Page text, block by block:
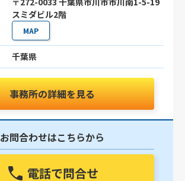
スミダビル2階
MAP
千葉県
事務所の詳細を見る
お問合わせはこちらから
電話で問合せ